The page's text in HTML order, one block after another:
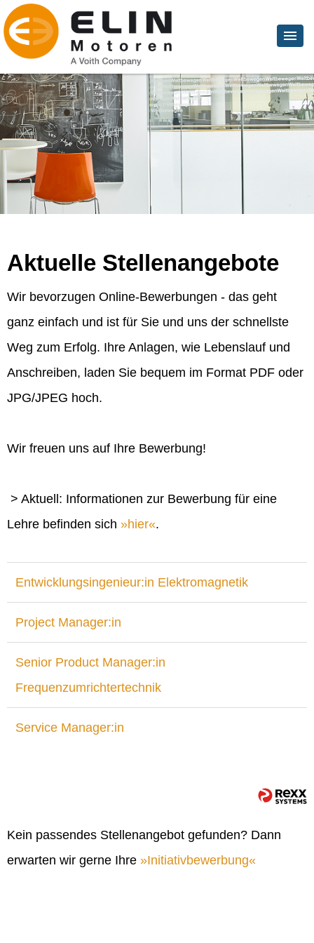
Aktuelle Stellenangebote
Wir bevorzugen Online-Bewerbungen - das geht
ganz einfach und ist für Sie und uns der schnellste
Weg zum Erfolg. Ihre Anlagen, wie Lebenslauf und
Anschreiben, laden Sie bequem im Format PDF oder
JPG/JPEG hoch.
Wir freuen uns auf Ihre Bewerbung!
> Aktuell: Informationen zur Bewerbung für eine
Lehre befinden sich
hier .
Entwicklungsingenieur:in Elektromagnetik
Project Manager:in
Senior Product Manager:in
Frequenzumrichtertechnik
Service Manager:in
Kein passendes Stellenangebot gefunden? Dann
erwarten wir gerne Ihre
Initiativbewerbung